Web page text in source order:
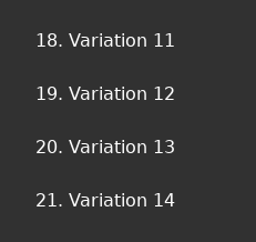
18. Variation 11
19. Variation 12
20. Variation 13
21. Variation 14